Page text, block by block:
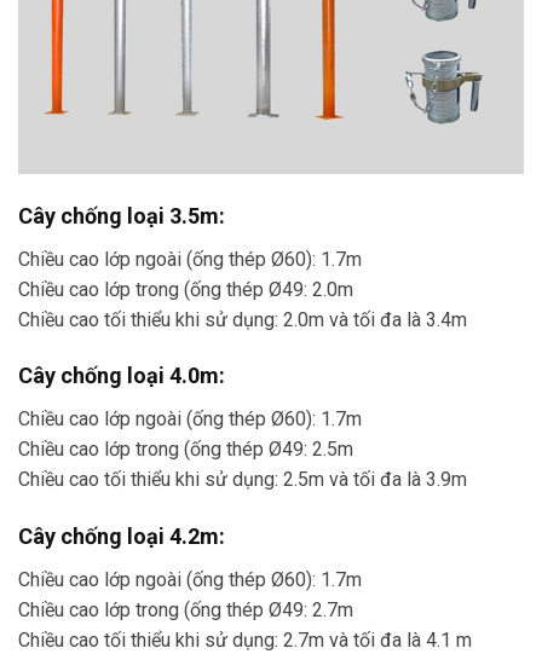
Cây chống loại 3.5m:
Chiều cao lớp ngoài (ống thép Ø60): 1.7m
Chiều cao lớp trong (ống thép Ø49: 2.0m
Chiều cao tối thiểu khi sử dụng: 2.0m và tối đa là 3.4m
Cây chống loại 4.0m:
Chiều cao lớp ngoài (ống thép Ø60): 1.7m
Chiều cao lớp trong (ống thép Ø49: 2.5m
Chiều cao tối thiểu khi sử dụng: 2.5m và tối đa là 3.9m
Cây chống loại 4.2m:
Chiều cao lớp ngoài (ống thép Ø60): 1.7m
Chiều cao lớp trong (ống thép Ø49: 2.7m
Chiều cao tối thiểu khi sử dụng: 2.7m và tối đa là 4.1 m